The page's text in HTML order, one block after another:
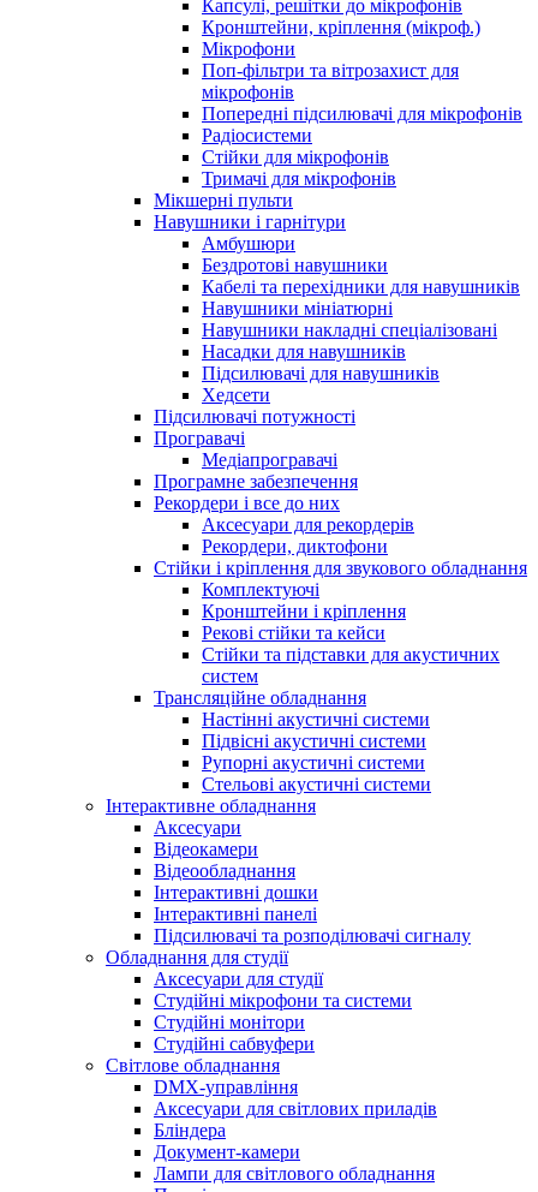
Капсулі, решітки до мікрофонів
Кронштейни, кріплення (мікроф.)
Мікрофони
Поп-фільтри та вітрозахист для
мікрофонів
Попередні підсилювачі для мікрофонів
Радіосистеми
Стійки для мікрофонів
Тримачі для мікрофонів
Мікшерні пульти
Навушники і гарнітури
Амбушюри
Бездротові навушники
Кабелі та перехідники для навушників
Навушники мініатюрні
Навушники накладні спеціалізовані
Насадки для навушників
Підсилювачі для навушників
Хедсети
Підсилювачі потужності
Програвачі
Медіапрогравачі
Програмне забезпечення
Рекордери і все до них
Аксесуари для рекордерів
Рекордери, диктофони
Стійки і кріплення для звукового обладнання
Комплектуючі
Кронштейни і кріплення
Рекові стійки та кейси
Стійки та підставки для акустичних
систем
Трансляційне обладнання
Настінні акустичні системи
Підвісні акустичні системи
Рупорні акустичні системи
Стельові акустичні системи
Інтерактивне обладнання
Аксесуари
Відеокамери
Відеообладнання
Інтерактивні дошки
Інтерактивні панелі
Підсилювачі та розподілювачі сигналу
Обладнання для студії
Аксесуари для студії
Студійні мікрофони та системи
Студійні монітори
Студійні сабвуфери
Світлове обладнання
DMX-управління
Аксесуари для світлових приладів
Бліндера
Документ-камери
Лампи для світлового обладнання